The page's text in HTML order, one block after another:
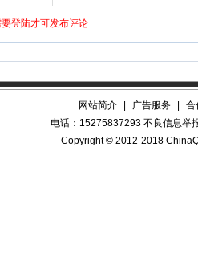
网站简介 广告服务
合
电话：15275837293 不良信息举
Copyright © 2012-2018